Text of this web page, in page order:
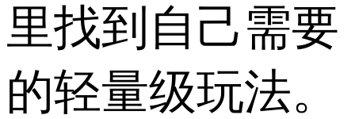
里找到自己需要
的轻量级玩法。